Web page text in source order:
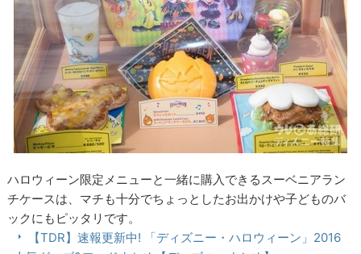
ハロウィーン限定メニューと一緒に購入できるスーベニアラン
チケースは、マチも十分でちょっとしたお出かけや子どものバ
ックにもピッタリです。
【TDR】速報更新中! 「ディズニー・ハロウィーン」2016